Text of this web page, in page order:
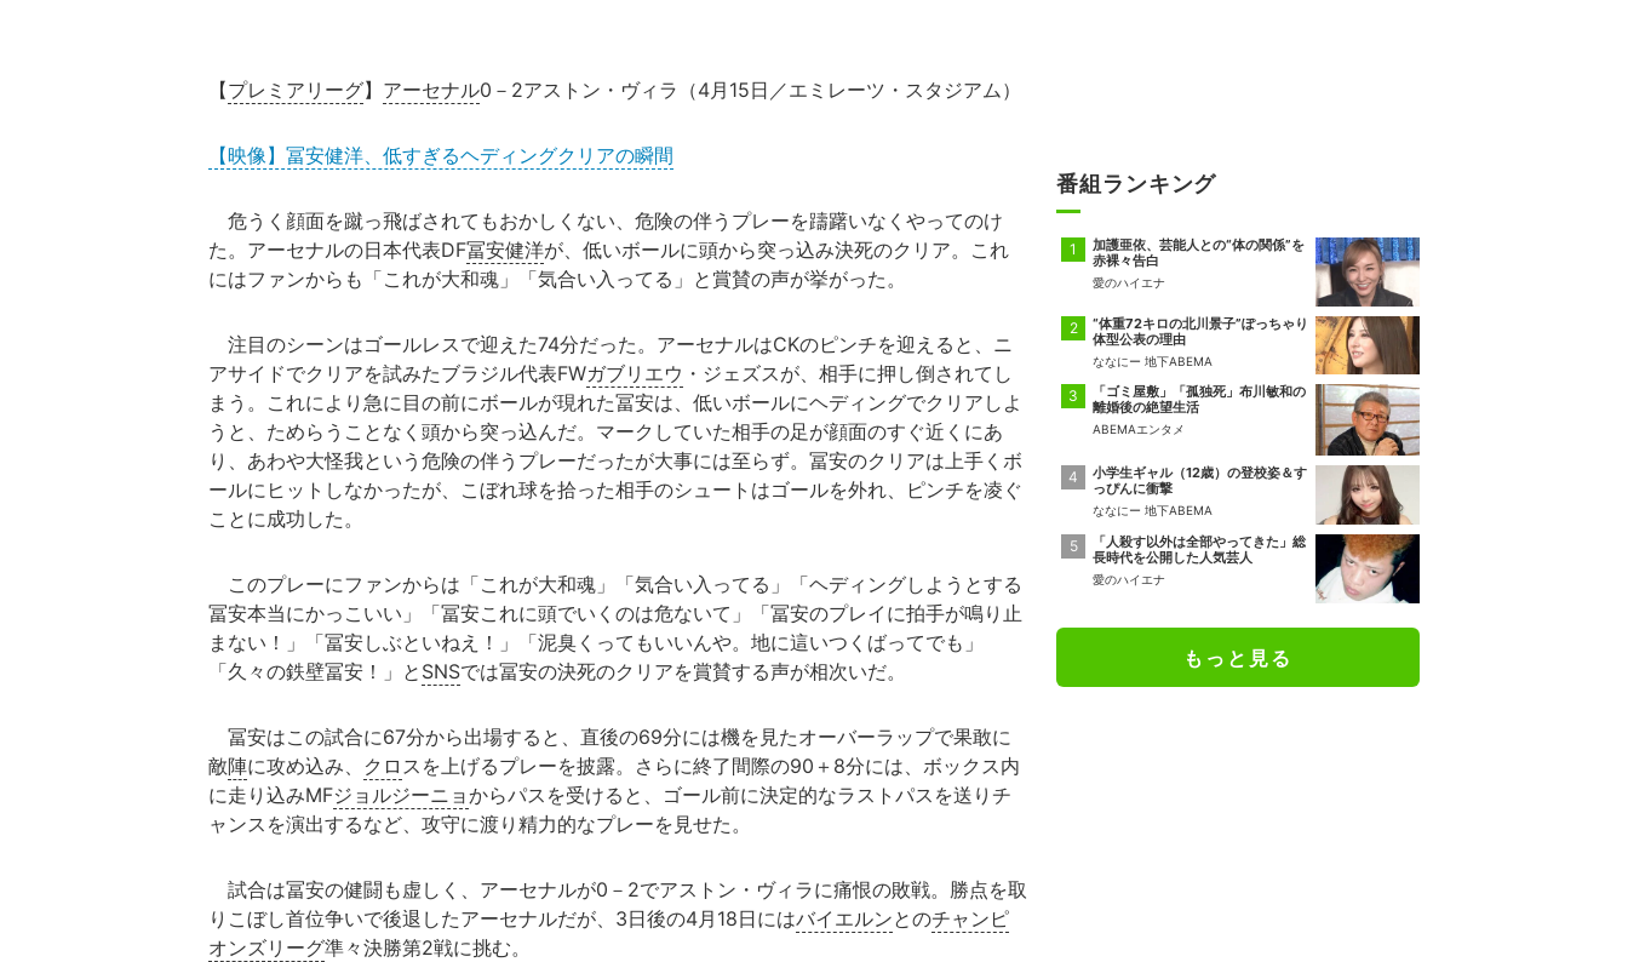
【プレミアリーグ】 アーセナル0－2アストン・ヴィラ（4月15日／エミレーツ・スタジアム）
【映像】冨安健洋、低すぎるヘディングクリアの瞬間
危うく顔面を蹴っ飛ばされてもおかしくない、危険の伴うプレーを躊躇いなくやってのけ
た。アーセナルの日本代表DF冨安健洋が、低いボールに頭から突っ込み決死のクリア。これ
にはファンからも「これが大和魂」「気合い入ってる」と賞賛の声が挙がった。
注目のシーンはゴールレスで迎えた74分だった。アーセナルはCKのピンチを迎えると、ニ
アサイドでクリアを試みたブラジル代表FWガブリエウ ・ジェズスが、相手に押し倒されてし
まう。これにより急に目の前にボールが現れた冨安は、低いボールにヘディングでクリアしよ
うと、ためらうことなく頭から突っ込んだ。マークしていた相手の足が顔面のすぐ近くにあ
り、あわや大怪我という危険の伴うプレーだったが大事には至らず。冨安のクリアは上手くボ
ールにヒットしなかったが、こぼれ球を拾った相手のシュートはゴールを外れ、ピンチを凌ぐ
ことに成功した。
このプレーにファンからは「これが大和魂」「気合い入ってる」「ヘディングしようとする
冨安本当にかっこいい」「冨安これに頭でいくのは危ないて」「冨安のプレイに拍手が鳴り止
まない！」「冨安しぶといねえ！」「泥臭くってもいいんや。地に這いつくばってでも」
「久々の鉄壁冨安！」と SNSでは冨安の決死のクリアを賞賛する声が相次いだ。
冨安はこの試合に67分から出場すると、直後の69分には機を見たオーバーラップで果敢に
敵陣に攻め込み、 クロ スを上げるプレーを披露。さらに終了間際の90＋8分には、ボックス内
に走り込みMFジョルジーニョからパスを受けると、ゴール前に決定的なラストパスを送りチ
ャンスを演出するなど、攻守に渡り精力的なプレーを見せた。
試合は冨安の健闘も虚しく、アーセナルが0－2でアストン・ヴィラに痛恨の敗戦。勝点を取
りこぼし首位争いで後退したアーセナルだが、3日後の4月18日にはバイエルンとのチャンピ
オンズリーグ準々決勝第2戦に挑む。
番組ランキング
加護亜依、芸能人との“体の関係”を
赤裸々告白
愛のハイエナ
“体重72キロの北川景子”ぽっちゃり
体型公表の理由
ななにー 地下ABEMA
「ゴミ屋敷」「孤独死」布川敏和の
離婚後の絶望生活
ABEMAエンタメ
小学生ギャル（12歳）の登校姿＆す
っぴんに衝撃
ななにー 地下ABEMA
「人殺す以外は全部やってきた」総
長時代を公開した人気芸人
愛のハイエナ
もっと見る